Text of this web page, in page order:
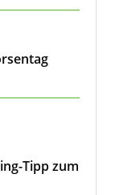
Tipp zum